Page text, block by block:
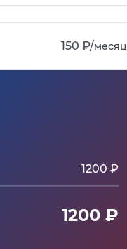
150 ₽/месяц
1200 ₽
1200 ₽